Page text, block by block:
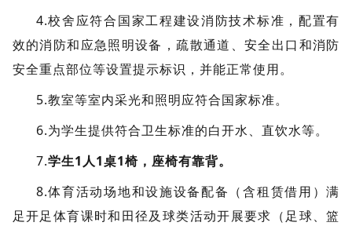
4.校舍应符合国家工程建设消防技术标准，配置有
效的消防和应急照明设备，疏散通道、安全出口和消防
安全重点部位等设置提示标识，并能正常使用。
5.教室等室内采光和照明应符合国家标准。
6.为学生提供符合卫生标准的白开水、直饮水等。
7.学生1人1桌1椅，座椅有靠背。
8.体育活动场地和设施设备配备（含租赁借用）满
足开足体育课时和田径及球类活动开展要求（足球、篮